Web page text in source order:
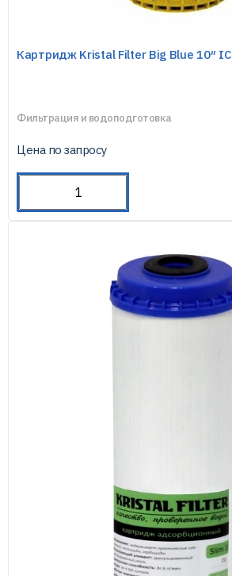
Картридж Kristal Filter Big Blue 10″ IC
Фильтрация и водоподготовка
Цена по запросу